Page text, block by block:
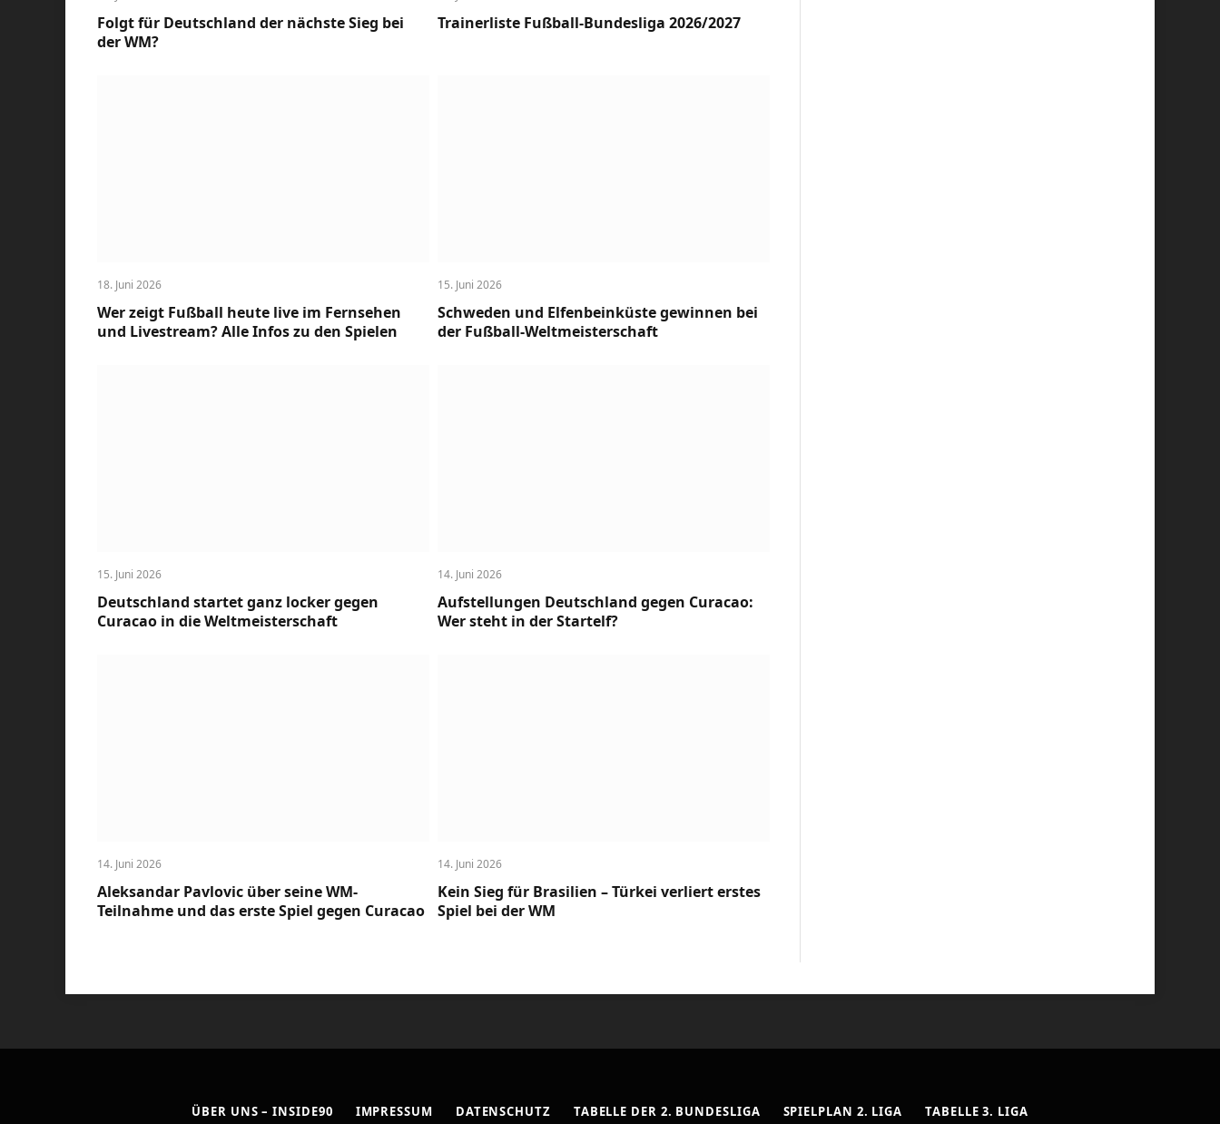
Folgt für Deutschland der nächste Sieg bei
der WM?
Trainerliste Fußball-Bundesliga 2026/2027
18. Juni 2026
Wer zeigt Fußball heute live im Fernsehen
und Livestream? Alle Infos zu den Spielen
15. Juni 2026
Schweden und Elfenbeinküste gewinnen bei
der Fußball-Weltmeisterschaft
15. Juni 2026
Deutschland startet ganz locker gegen
Curacao in die Weltmeisterschaft
14. Juni 2026
Aufstellungen Deutschland gegen Curacao:
Wer steht in der Startelf?
14. Juni 2026
Aleksandar Pavlovic über seine WM-
Teilnahme und das erste Spiel gegen Curacao
14. Juni 2026
Kein Sieg für Brasilien – Türkei verliert erstes
Spiel bei der WM
ÜBER UNS – INSIDE90 IMPRESSUM DATENSCHUTZ TABELLE DER 2. BUNDESLIGA SPIELPLAN 2. LIGA TABELLE 3. LIGA